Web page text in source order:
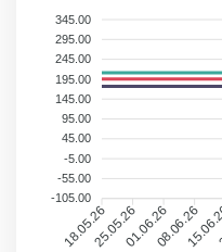
345.00
295.00
245.00
195.00
145.00
95.00
45.00
-5.00
-55.00
-105.00
18.05.2625.05.2601.06.2608.06.26